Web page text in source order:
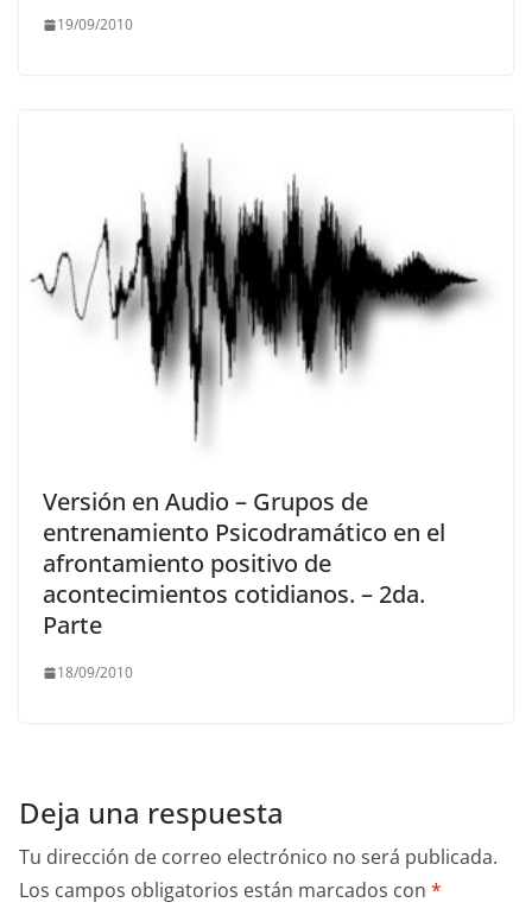
19/09/2010
Versión en Audio – Grupos de
entrenamiento Psicodramático en el
afrontamiento positivo de
acontecimientos cotidianos. – 2da.
Parte
18/09/2010
Deja una respuesta
Tu dirección de correo electrónico no será publicada.
Los campos obligatorios están marcados con *